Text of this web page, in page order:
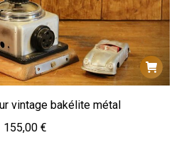
vintage bakélite métal
155,00 €